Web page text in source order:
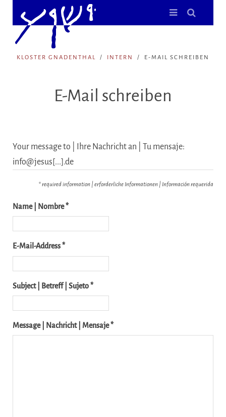
KLOSTER GNADENTHAL INTERN E-MAIL SCHREIBEN
E-Mail schreiben
Your message to | Ihre Nachricht an | Tu mensaje:
info@jesus[...].de
* required information | erforderliche Informationen | Información requerida
Name | Nombre *
E-Mail-Address *
Subject | Betreff | Sujeto *
Message | Nachricht | Mensaje *